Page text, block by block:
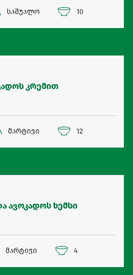
საშუალო 10
კრემით
მარტივი 12
ავოკადოს ხემსი
მარტივი 4